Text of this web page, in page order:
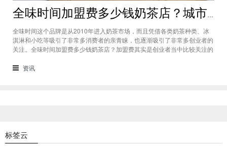
全味时间加盟费多少钱奶茶店？城市标准不同费用也会有所不同
全味时间这个品牌是从2010年进入奶茶市场，而且凭借各类奶茶种类、冰
淇淋和小吃等吸引了非常多消费者的亲青睐，也逐渐吸引了非常多创业者的
关注。全味时间加盟费多少钱奶茶店？加盟费其实是创业者当中比较关注的
和县级城市的标准都会有所不同。全味时间加盟费多少钱奶茶店？这个问题
资讯
标签云